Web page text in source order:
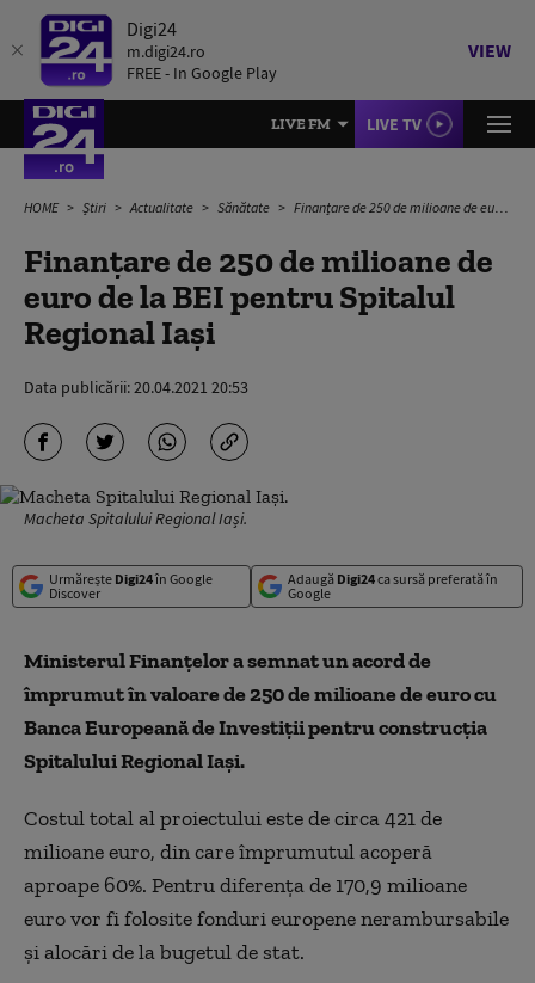
Digi24
m.digi24.ro
FREE - In Google Play
VIEW
LIVE FM LIVE TV
HOME Știri Actualitate Sănătate Finanțare de 250 de milioane de euro de la BEI pentru Spitalul Regional Iași
Finanțare de 250 de milioane de
euro de la BEI pentru Spitalul
Regional Iași
Data publicării:20.04.2021 20:53
Macheta Spitalului Regional Iași.
Urmărește Digi24în Google
Discover
Adaugă Digi24ca sursă preferată în
Google
Ministerul Finanțelor a semnat un acord de
împrumut în valoare de 250 de milioane de euro cu
Banca Europeană de Investiții pentru construcția
Spitalului Regional Iași.
Costul total al proiectului este de circa 421 de
milioane euro, din care împrumutul acoperă
aproape 60%. Pentru diferența de 170,9 milioane
euro vor fi folosite fonduri europene nerambursabile
și alocări de la bugetul de stat.